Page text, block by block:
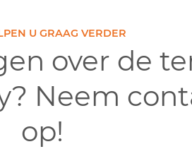
U GRAAG VERDER
over de
Neem
op!